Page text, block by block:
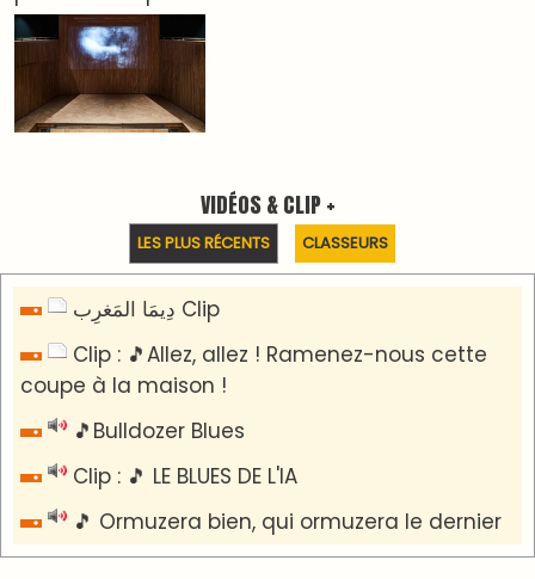
Reportages
Nizar Baraka préside à Marrakech une rencontre
sur la régionalisation avancée et l’équité
projets” du Ministère de l’Équipement et de
l’Eau
AGENDA CULTUREL
Dunia Batma en Tournée à Tanger